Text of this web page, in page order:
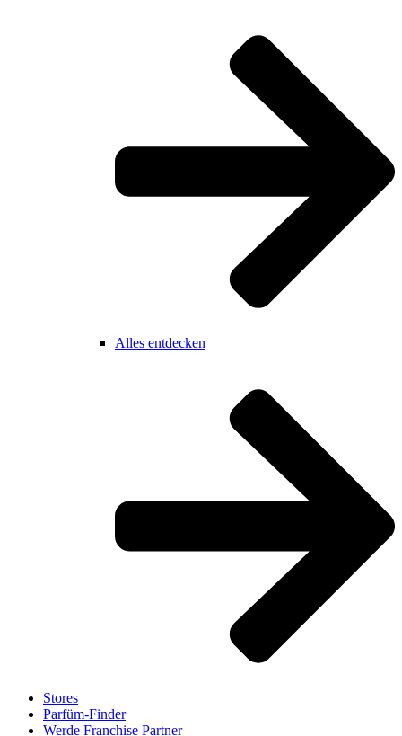
Alles entdecken
Stores
Parfüm-Finder
Werde Franchise Partner